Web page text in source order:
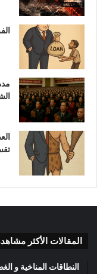
المقالات الأكثر
النطاقات المناخية و